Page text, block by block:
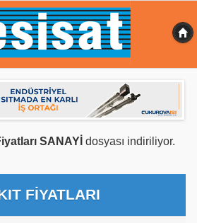
SANAYİ dosyası indiriliyor.
FİYATLARI
0,152 sn